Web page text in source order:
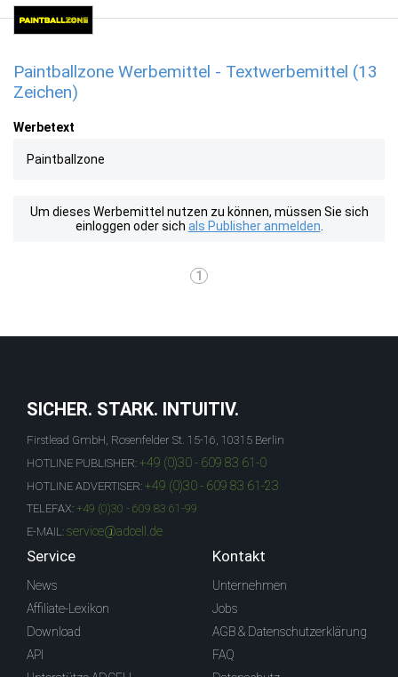
Paintballzone Werbemittel - Textwerbemittel (13
Zeichen)
Werbetext
Paintballzone
Um dieses Werbemittel nutzen zu können, müssen Sie sich
einloggen oder sich als Publisher anmelden
1
SICHER. STARK. INTUITIV.
Firstlead GmbH, Rosenfelder St. 15-16, 10315 Berlin
HOTLINE PUBLISHER: +49 (0)30 - 609 83 61-0
HOTLINE ADVERTISER: +49 (0)30 - 609 83 61-23
TELEFAX: +49 (0)30 - 609 83 61-99
E-MAIL: service@adcell.de
Service
News
Affiliate-Lexikon
Download
API
Kontakt
Unternehmen
Jobs
AGB & Datenschutzerklärung
FAQ